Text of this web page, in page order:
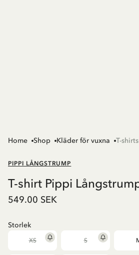
Home Shop Kläder för vuxna T-shirts
PIPPI LÅNGSTRUMP
T-shirt Pippi
549.00 SEK
Storlek
XS S